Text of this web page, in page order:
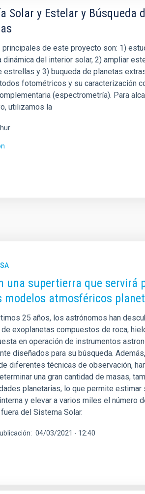
Solar y Estelar y Búsqueda
de este proyecto son: 1)
dinámica del interior solar, 2) ampliar
estrellas y 3) buqueda de planetas
fotométricos y su caracterización
(espectrometría). Para
utilizamos la
una supertierra que servirá
modelos atmosféricos
25 años, los astrónomos han
exoplanetas compuestos de roca,
en operación de instrumentos
diseñados para su búsqueda.
diferentes técnicas de observación,
una gran cantidad de masas,
planetarias, lo que permite estimar
y elevar a varios miles el número
del Sistema Solar.
04/03/2021 - 12:40